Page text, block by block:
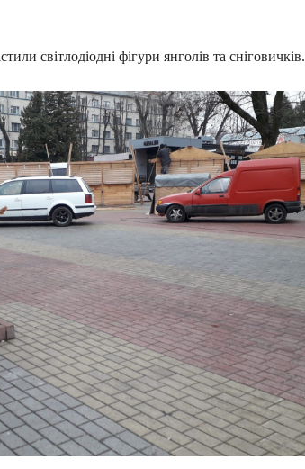
світлодіодні фігури янголів та сніговичків.